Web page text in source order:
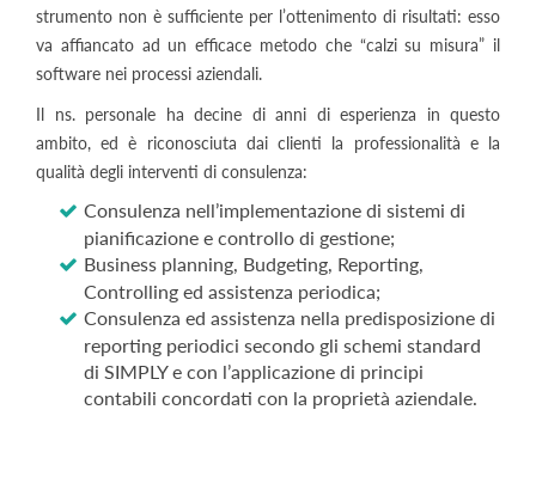
strumento non è sufficiente per l’ottenimento di risultati: esso
va affiancato ad un efficace metodo che “calzi su misura” il
software nei processi aziendali.
Il ns. personale ha decine di anni di esperienza in questo
ambito, ed è riconosciuta dai clienti la professionalità e la
qualità degli interventi di consulenza:
Consulenza nell’implementazione di sistemi di
pianificazione e controllo di gestione;
Business planning, Budgeting, Reporting,
Controlling ed assistenza periodica;
Consulenza ed assistenza nella predisposizione di
reporting periodici secondo gli schemi standard
di SIMPLY e con l’applicazione di principi
contabili concordati con la proprietà aziendale.